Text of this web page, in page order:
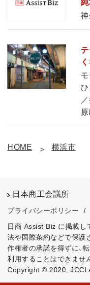
HOME 横浜市
日本商工会議所
プライバシーポリシー /
日商 Assist Biz に掲載し
法や国際条約などで保護
作権者の承諾を得ずに、
利用することはできません
Copyright © 2020, JCCI